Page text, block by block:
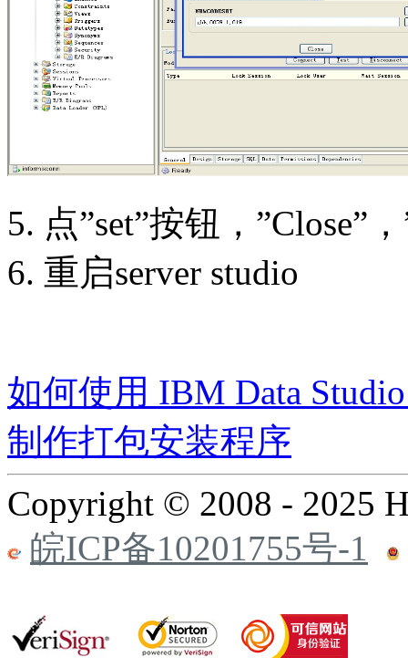
5. 点”set”按钮，”Close”，
6. 重启server studio
如何使用 IBM Data
制作打包安装程序
Copyright © 2008 - 2025
皖ICP备10201755号-1